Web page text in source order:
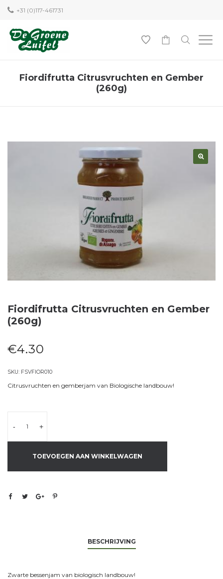
+31 (0)117-461731
Fiordifrutta Citrusvruchten en Gember
(260g)
Fiordifrutta Citrusvruchten en Gember
(260g)
€4.30
SKU: FSVFIOR010
Citrusvruchten en gemberjam van Biologische landbouw!
- +
TOEVOEGEN AAN WINKELWAGEN
BESCHRIJVING
Zwarte bessenjam van biologisch landbouw!